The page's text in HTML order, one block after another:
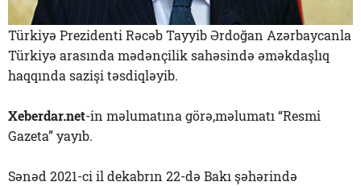
Türkiyə Prezidenti Rəcəb Tayyib Ərdoğan Azərbaycanla
Türkiyə arasında mədənçilik sahəsində əməkdaşlıq
haqqında sazişi təsdiqləyib.
Xeberdar.net-in məlumatına görə,məlumatı “Resmi
Gazeta” yayıb.
Sənəd 2021-ci il dekabrın 22-də Bakı şəhərində